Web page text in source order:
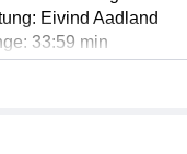
Eivind Aadland
33:59 min
EBU
Komponistin: